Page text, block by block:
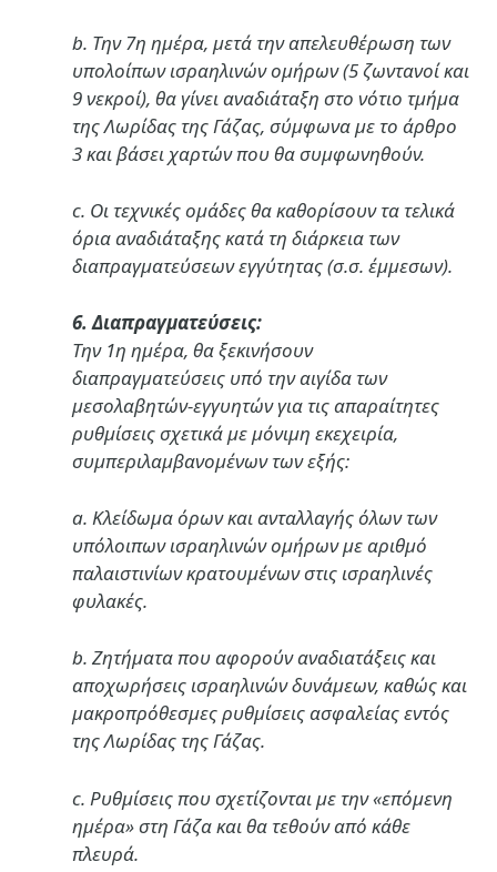
b. Την 7η ημέρα, μετά την απελευθέρωση των
υπολοίπων ισραηλινών ομήρων (5 ζωντανοί και
9 νεκροί), θα γίνει αναδιάταξη στο νότιο τμήμα
της Λωρίδας της Γάζας, σύμφωνα με το άρθρο
3 και βάσει χαρτών που θα συμφωνηθούν.
c. Οι τεχνικές ομάδες θα καθορίσουν τα τελικά
όρια αναδιάταξης κατά τη διάρκεια των
διαπραγματεύσεων εγγύτητας (σ.σ. έμμεσων).
6. Διαπραγματεύσεις:
Την 1η ημέρα, θα ξεκινήσουν
διαπραγματεύσεις υπό την αιγίδα των
μεσολαβητών-εγγυητών για τις απαραίτητες
ρυθμίσεις σχετικά με μόνιμη εκεχειρία,
συμπεριλαμβανομένων των εξής:
a. Κλείδωμα όρων και ανταλλαγής όλων των
υπόλοιπων ισραηλινών ομήρων με αριθμό
παλαιστινίων κρατουμένων στις ισραηλινές
φυλακές.
b. Ζητήματα που αφορούν αναδιατάξεις και
αποχωρήσεις ισραηλινών δυνάμεων, καθώς και
μακροπρόθεσμες ρυθμίσεις ασφαλείας εντός
της Λωρίδας της Γάζας.
c. Ρυθμίσεις που σχετίζονται με την «επόμενη
ημέρα» στη Γάζα και θα τεθούν από κάθε
πλευρά.